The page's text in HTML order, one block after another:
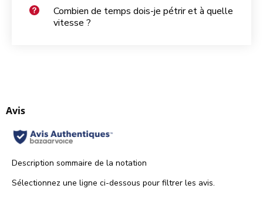
Combien de temps dois-je pétrir et à quelle
vitesse ?